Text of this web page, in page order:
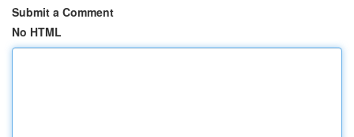
Submit a Comment
No HTML